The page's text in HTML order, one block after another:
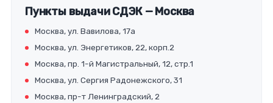
Пункты выдачи СДЭК — Москва
Москва, ул. Вавилова, 17а
Москва, ул. Энергетиков, 22, корп.2
Москва, пр. 1-й Магистральный, 12, стр.1
Москва, ул. Сергия Радонежского, 31
Москва, пр-т Ленинградский, 2